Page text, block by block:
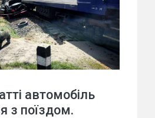
автомобіль
з поїздом.